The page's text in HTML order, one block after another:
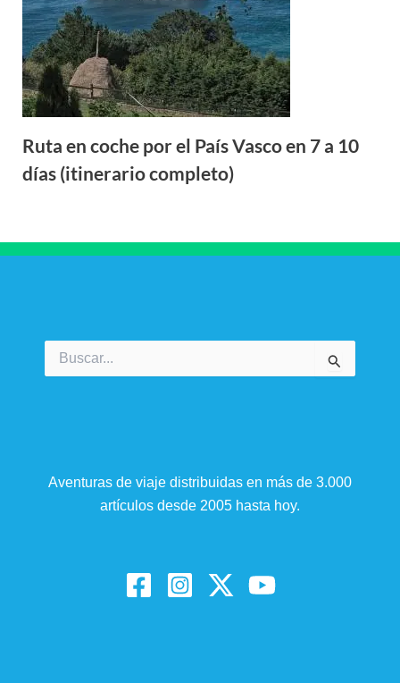
Ruta en coche por el País Vasco en 7 a 10
días (itinerario completo)
Buscar
por:
Aventuras de viaje distribuidas en más de 3.000
artículos desde 2005 hasta hoy.